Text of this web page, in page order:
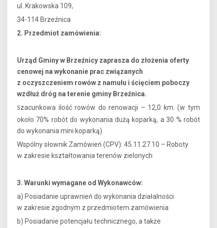
ul. Krakowska 109,
34-114 Brzeźnica
2. Przedmiot zamówienia:
Urząd Gminy w Brzeźnicy zaprasza do złożenia oferty
cenowej na wykonanie prac związanych
z oczyszczeniem rowów z namułu i ścięciem poboczy
wzdłuż dróg na terenie gminy Brzeźnica.
Szacunkowa ilość rowów do renowacji – 12,0 km. (w tym
około 70% robót do wykonania dużą koparką, a 30 % robót
do wykonania mini koparką)
Wspólny słownik Zamówień (CPV): 45.11.27.10 – Roboty
w zakresie kształtowania terenów zielonych
3. Warunki wymagane od Wykonawców:
a) Posiadanie uprawnień do wykonania działalności
w zakresie zgodnym z przedmiotem zamówienia
b) Posiadanie potencjału technicznego, a także